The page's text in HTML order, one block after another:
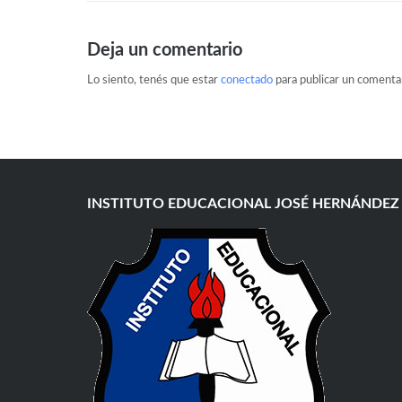
Deja un comentario
Lo siento, tenés que estar conectadopara publicar un
INSTITUTO EDUCACIONAL JOSÉ HERNÁNDEZ